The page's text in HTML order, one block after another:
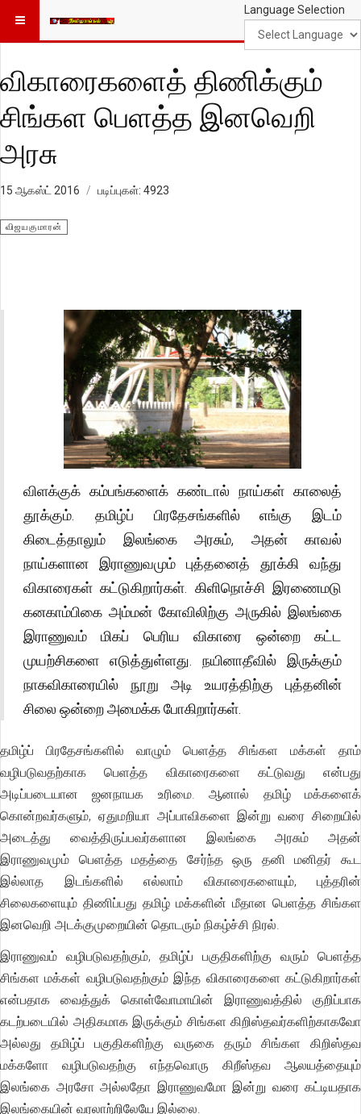
Language Selection
விகாரைகளைத் திணிக்கும்
சிங்கள பெளத்த இனவெறி
அரசு
15 ஆகஸ்ட் 2016 படிப்புகள்: 4923
விஜயகுமாரன்
விளக்குக் கம்பங்களைக் கண்டால் நாய்கள் காலைத்
தூக்கும். தமிழ்ப் பிரதேசங்களில் எங்கு இடம்
கிடைத்தாலும் இலங்கை அரசும், அதன் காவல்
நாய்களான இராணுவமும் புத்தனைத் தூக்கி வந்து
விகாரைகள் கட்டுகிறார்கள். கிளிநொச்சி இரணைமடு
கனகாம்பிகை அம்மன் கோவிலிற்கு அருகில் இலங்கை
இராணுவம் மிகப் பெரிய விகாரை ஒன்றை கட்ட
முயற்சிகளை எடுத்துள்ளது. நயினாதீவில் இருக்கும்
நாகவிகாரையில் நூறு அடி உயரத்திற்கு புத்தனின்
சிலை ஒன்றை அமைக்க போகிறார்கள்.
தமிழ்ப் பிரதேசங்களில் வாழும் பெளத்த சிங்கள மக்கள் தாம்
வழிபடுவதற்காக பெளத்த விகாரைகளை கட்டுவது என்பது
அடிப்படையான ஜனநாயக உரிமை. ஆனால் தமிழ் மக்களைக்
கொன்றவர்களும், ஏதுமறியா அப்பாவிகளை இன்று வரை சிறையில்
அடைத்து வைத்திருப்பவர்களான இலங்கை அரசும் அதன்
இராணுவமும் பெளத்த மதத்தை சேர்ந்த ஒரு தனி மனிதர் கூட
இல்லாத இடங்களில் எல்லாம் விகாரைகளையும், புத்தரின்
சிலைகளையும் திணிப்பது தமிழ் மக்களின் மீதான பெளத்த சிங்கள
இனவெறி அடக்குமுறையின் தொடரும் நிகழ்ச்சி நிரல்.
இராணுவம் வழிபடுவதற்கும், தமிழ்ப் பகுதிகளிற்கு வரும் பெளத்த
சிங்கள மக்கள் வழிபடுவதற்கும் இந்த விகாரைகளை கட்டுகிறார்கள்
என்பதாக வைத்துக் கொள்வோமாயின் இராணுவத்தில் குறிப்பாக
கடற்படையில் அதிகமாக இருக்கும் சிங்கள கிறிஸ்தவர்களிற்காகவோ
அல்லது தமிழ்ப் பகுதிகளிற்கு வருகை தரும் சிங்கள கிறிஸ்தவ
மக்களோ வழிபடுவதற்கு எந்தவொரு கிறீஸ்தவ ஆலயத்தையும்
இலங்கை அரசோ அல்லதோ இராணுவமோ இன்று வரை கட்டியதாக
இலங்கையின் வரலாற்றிலேயே இல்லை.